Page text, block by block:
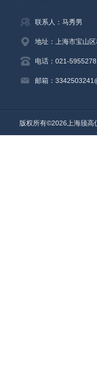
联系人：马秀男
地址：上海市宝山
电话：021-
邮箱：
版权所有©2026上海颀